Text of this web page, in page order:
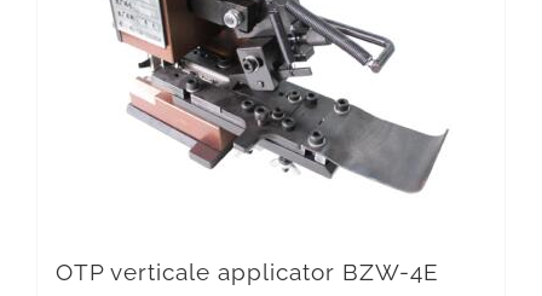
OTP verticale applicator BZW-4E